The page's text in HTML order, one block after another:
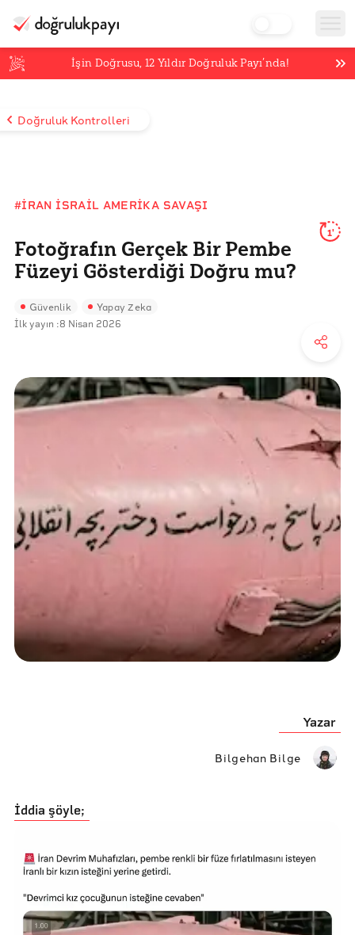
İşin Doğrusu,12 Yıldır Doğruluk Payı’nda!
Doğruluk Kontrolleri
#İRAN İSRAIL AMERIKA SAVAŞI
Fotoğrafın Gerçek Bir Pembe
Füzeyi Gösterdiği Doğru mu?
1'
Güvenlik Yapay Zeka
İlk yayın :8 Nisan 2026
Yazar
Bilgehan Bilge
İddia şöyle;